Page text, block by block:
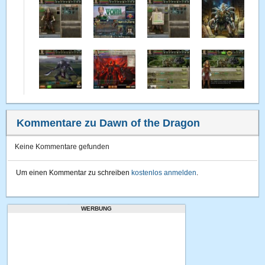
Kommentare zu Dawn of the Dragon
Keine Kommentare gefunden
Um einen Kommentar zu schreiben kostenlos anmelden.
WERBUNG